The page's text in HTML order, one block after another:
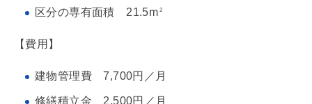
区分の専有面積 21.5m 2
【費用】
建物管理費 7,700円／月
修繕積立金 2,500円／月